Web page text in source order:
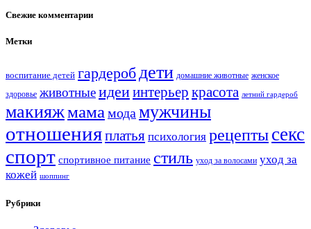
Свежие комментарии
Метки
воспитание детей гардеробдети домашние животные женское
здоровье животныеидеиинтерьер красота летний гардероб
макияжмамамодамужчины
отношенияплатья психология рецептысекс
спорт спортивное питание стиль уход за волосами уход за
кожей шоппинг
Рубрики